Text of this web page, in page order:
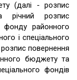
(далі - розпис
річний розпис
фонду районного
і спеціального
повернення
бюджету та
фондів